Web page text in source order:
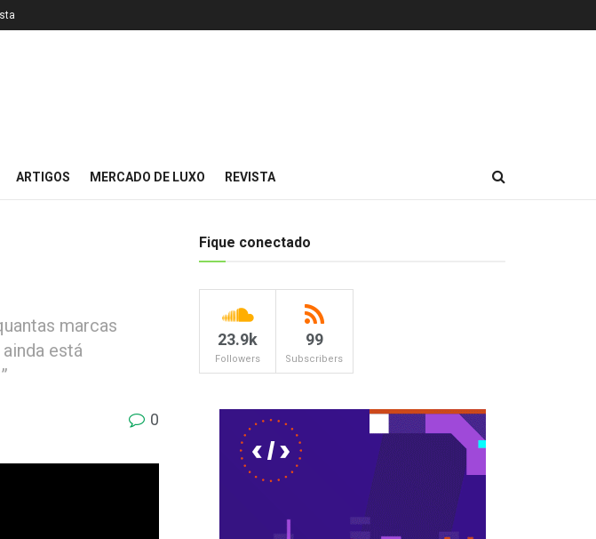
ARTIGOS MERCADO DE LUXO REVISTA
marcas
está
0
Fique conectado
23.9k
Followers
99
Subscribers